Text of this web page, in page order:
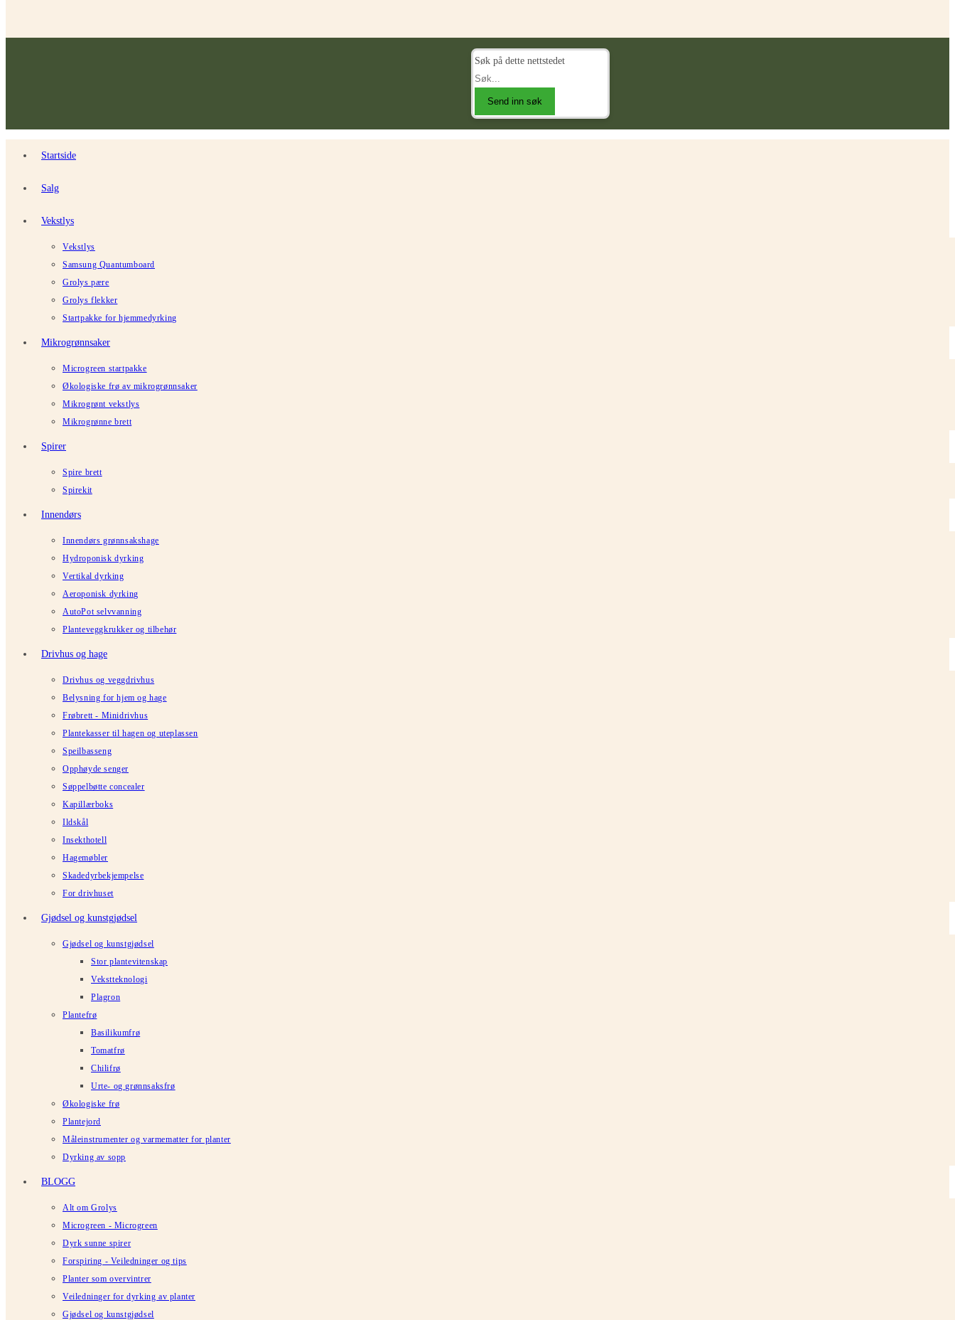
Søk på dette nettstedet
Send inn søk
Startside
Salg
Vekstlys
Vekstlys
Samsung Quantumboard
Grolys pære
Grolys flekker
Startpakke for hjemmedyrking
Mikrogrønnsaker
Microgreen startpakke
Økologiske frø av mikrogrønnsaker
Mikrogrønt vekstlys
Mikrogrønne brett
Spirer
Spire brett
Spirekit
Innendørs
Innendørs grønnsakshage
Hydroponisk dyrking
Vertikal dyrking
Aeroponisk dyrking
AutoPot selvvanning
Planteveggkrukker og tilbehør
Drivhus og hage
Drivhus og veggdrivhus
Belysning for hjem og hage
Frøbrett - Minidrivhus
Plantekasser til hagen og uteplassen
Speilbasseng
Opphøyde senger
Søppelbøtte concealer
Kapillærboks
Ildskål
Insekthotell
Hagemøbler
Skadedyrbekjempelse
For drivhuset
Gjødsel og kunstgjødsel
Gjødsel og kunstgjødsel
Stor plantevitenskap
Vekstteknologi
Plagron
Plantefrø
Basilikumfrø
Tomatfrø
Chilifrø
Urte- og grønnsaksfrø
Økologiske frø
Plantejord
Måleinstrumenter og varmematter for planter
Dyrking av sopp
BLOGG
Alt om Grolys
Microgreen - Microgreen
Dyrk sunne spirer
Forspiring - Veiledninger og tips
Planter som overvintrer
Veiledninger for dyrking av planter
Gjødsel og kunstgjødsel